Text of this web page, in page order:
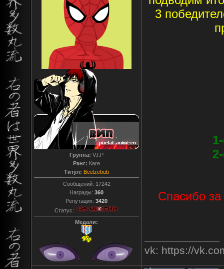
Группа: V.I.P
Ранг: Каге
Титул: Beelzebub
Сообщений: 17242
Награды: 360
Репутация: 3420
Статус:
Медали:
3
Спасибо
vk: https://